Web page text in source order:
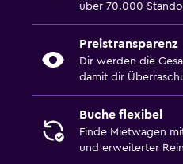
über 70.000
Preistransparenz
Dir werden die
damit dir
Buche flexibel
Finde Mietwagen
und erweiterter